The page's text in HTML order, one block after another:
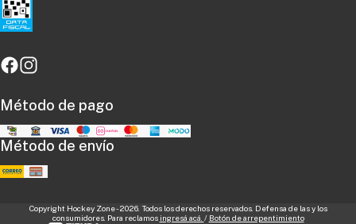
Método de pago
Método de envío
Copyright Hockey Zone - 2026. Todos los derechos reservados. Defensa de las y los
consumidores. Para reclamos ingresá acá. / Botón de arrepentimiento